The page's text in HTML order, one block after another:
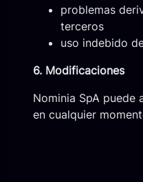
problemas
terceros
uso indebido
6. Modificaciones
Nominia SpA puede
en cualquier